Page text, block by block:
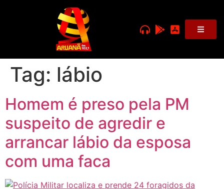
Tag: lábio
Homem é preso pela PM
suspeito de agredir e
arrancar lábio da esposa
com uma faca